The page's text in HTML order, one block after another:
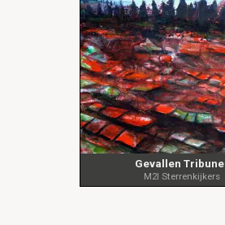
Gevallen
M2I Sterrenkijkers